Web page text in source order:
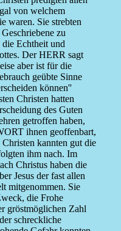
von welchem
waren. Sie strebten
zu
die Echtheit und
Der HERR sagt
aber ist für die
geübte Sinne
können''
Christen hatten
des Guten
getroffen haben,
ihnen geoffenbart,
kannten gut die
ihm nach. Im
Christus haben die
Jesus der fast allen
mitgenommen. Sie
die Frohe
gröstmöglichen Zahl
schreckliche